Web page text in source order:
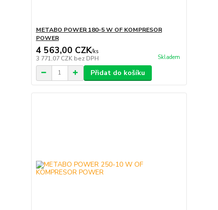
METABO POWER 180-5 W OF KOMPRESOR
POWER
4 563,00 CZK/ks
3 771,07 CZK bez DPH Skladem
Přidat do košíku